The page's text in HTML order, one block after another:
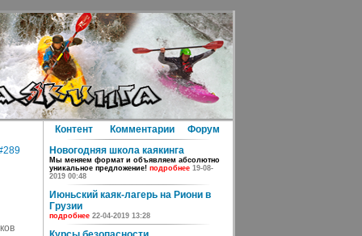
Контент Комментарии
Форум
Новогодняя школа каякинга
Мы меняем формат и объявляем абсолютно
уникальное предложение!подробнее 19-08-
2019 00:48
Июньский каяк-лагерь на Риони в
Грузии
подробнее 22-04-2019 13:28